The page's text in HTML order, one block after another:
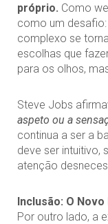
próprio. Como
como um
complexo se
escolhas que
para os olhos,
Steve Jobs
aspeto ou a
continua a ser a
deve ser intuitivo,
atenção
Inclusão: O
Por outro lado, a